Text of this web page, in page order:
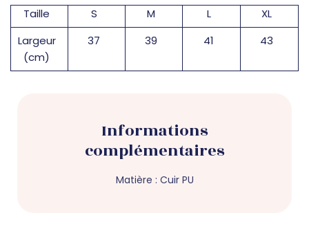
Taille S M L
XL
Largeur
(cm)
37 39 41 43
Informations
complémentaires
Matière Cuir PU